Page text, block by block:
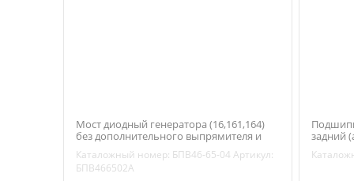
Мост диодный генератора (16,161,164)
без дополнительного выпрямителя и
02А
Каталожный номер: БПВ46-65-04 Артикул:
БПВ466502А
задний